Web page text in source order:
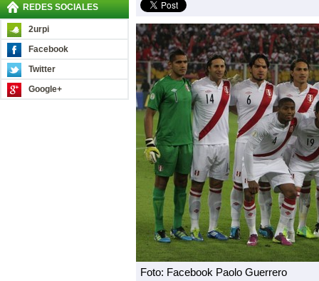
REDES SOCIALES
2urpi
Facebook
Twitter
Google+
Foto: Facebook Paolo Guerrero